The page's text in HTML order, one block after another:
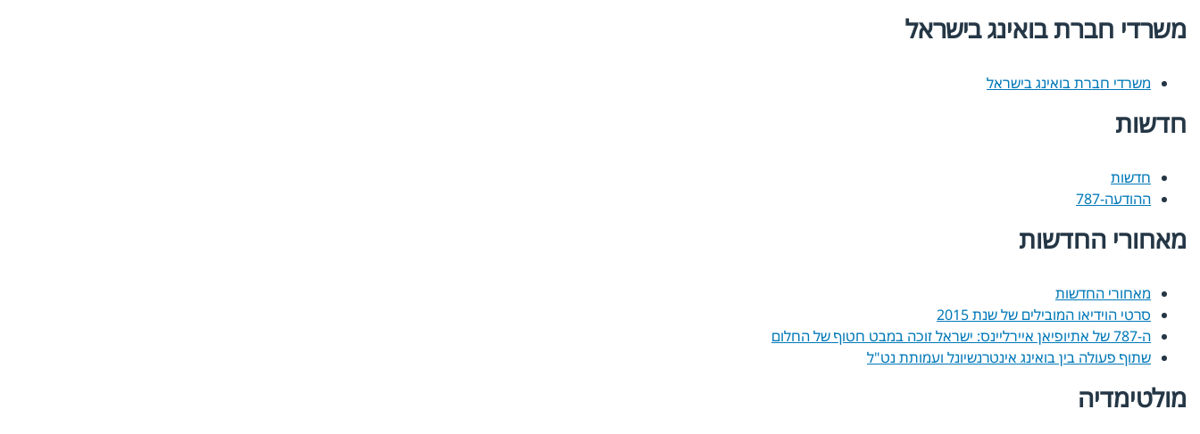
משרדי חברת בואינג בישראל
משרדי חברת בואינג בישראל
חדשות
חדשות
ההודעה-787
מאחורי החדשות
מאחורי החדשות
סרטי הוידיאו המובילים של שנת 2015
ה-787 של אתיופיאן איירליינס: ישראל זוכה במבט חטוף של החלום
שתוף פעולה בין בואינג אינטרנשיונל ועמותת נט"ל
מולטימדיה